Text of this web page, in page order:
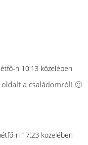
n 10:13 közelében
oldalt a családomról! 🙂
n 17:23 közelében